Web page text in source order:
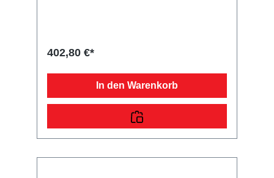
Lieferanten. Sie erhalten ein langlebiges
Die Befestigung erfolgt mit den 6 mm starken
Expanderseil direkt an den Einhängeknöpfen
ca. 8 cm. Die Planenqualität unterscheidet
sich je nach Planenstoff. Der dazu
STEMA hergestellt. Die Montage erfolgt in den
402,80 €*
In den Warenkorb